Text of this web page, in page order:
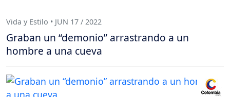
Vida y Estilo • JUN 17 / 2022
Graban un “demonio” arrastrando a un
hombre a una cueva